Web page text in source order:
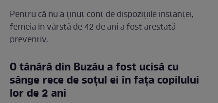
Pentru că nu a ținut cont de dispozițiile instanței,
femeia în vârstă de 42 de ani a fost arestată
preventiv.
O tânără din Buzău a fost ucisă cu
sânge rece de soțul ei în fața copilului
lor de 2 ani